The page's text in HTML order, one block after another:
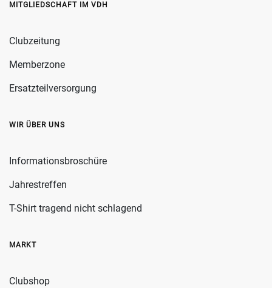
MITGLIEDSCHAFT IM VDH
Clubzeitung
Memberzone
Ersatzteilversorgung
WIR ÜBER UNS
Informationsbroschüre
Jahrestreffen
T-Shirt tragend nicht schlagend
MARKT
Clubshop